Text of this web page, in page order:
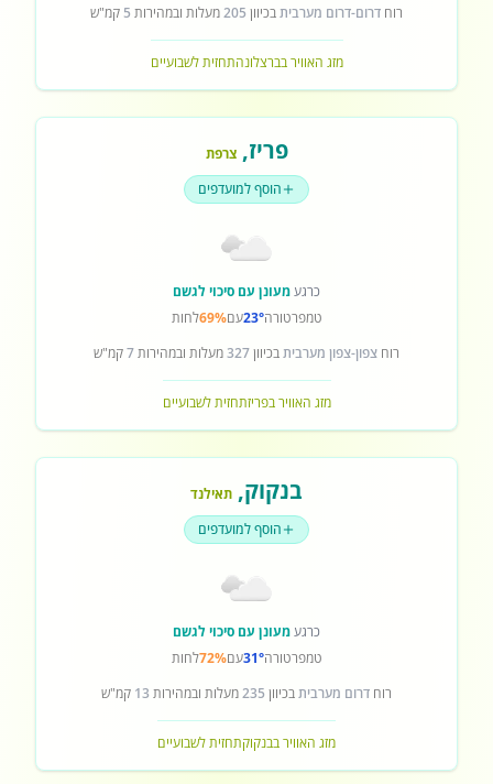
רוח דרום-דרום מערביתבכיוון 205מעלות ובמהירות 5 קמ"ש
מזג האוויר בברצלונהתחזית לשבועיים
פריז,צרפת
הוסף למועדפים
כרגעמעונן עם סיכוי לגשם
טמפרטורה23°עם69%לחות
רוח צפון-צפון מערביתבכיוון327מעלות ובמהירות7קמ"ש
מזג האוויר בפריזתחזית לשבועיים
בנקוק, תאילנד
הוסף למועדפים
כרגעמעונן עם סיכוי לגשם
טמפרטורה31°עם72%לחות
רוח דרום מערביתבכיוון 235מעלות ובמהירות 13 קמ"ש
מזג האוויר בבנקוקתחזית לשבועיים